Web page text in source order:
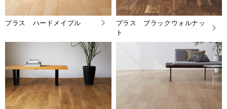
プラス ハードメイプル
プラス ブラックウォルナッ
ト